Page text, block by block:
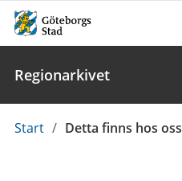
Regionarkivet
Du
Start / Detta finns hos oss